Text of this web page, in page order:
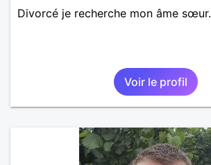
Divorcé je recherche mon âme sœur.
Voir le profil